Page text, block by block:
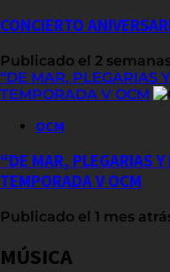
CONCIERTO
Publicado el 2
“DE MAR, PLEGARIAS
TEMPORADA V OCM
OCM
“DE MAR, PLEGARIAS
TEMPORADA V OCM
Publicado el 1 mes
MÚSICA